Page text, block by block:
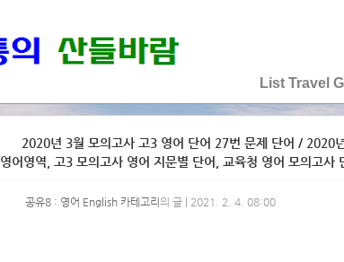
List Travel
2020년 3월 모의고사 고3 영어 단어 27번 문제 단어 / 2020
영어영역, 고3 모의고사 영어 지문별 단어, 교육청 영어 모의고사
공유8 : 영어 English 카테고리 의 글 | 2021. 2. 4. 08:00